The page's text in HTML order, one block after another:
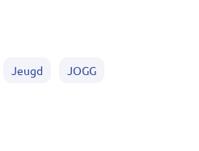
Jeugd JOGG